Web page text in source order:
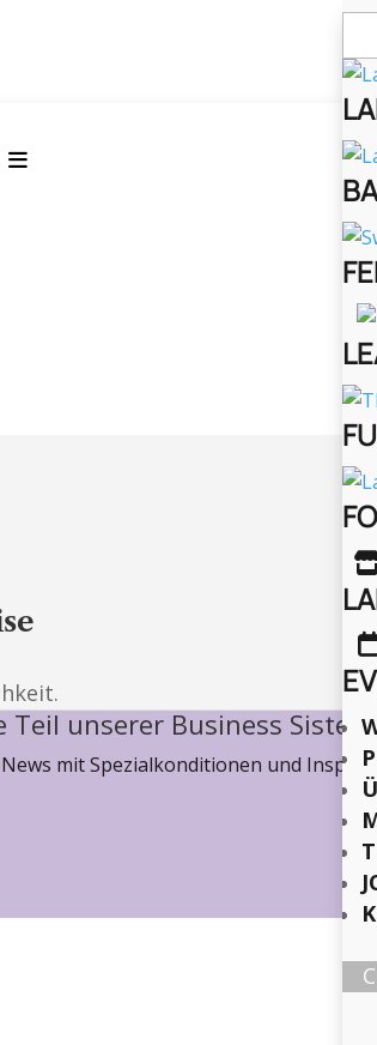

Teil unserer Business
mit Spezialkonditionen und